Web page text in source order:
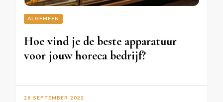
ALGEMEEN
Hoe vind je de beste apparatuur
voor jouw horeca bedrijf?
26 SEPTEMBER 2022